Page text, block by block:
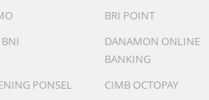
BRI POINT
BNI
DANAMON ONLINE
BANKING
PONSEL
CIMB OCTOPAY